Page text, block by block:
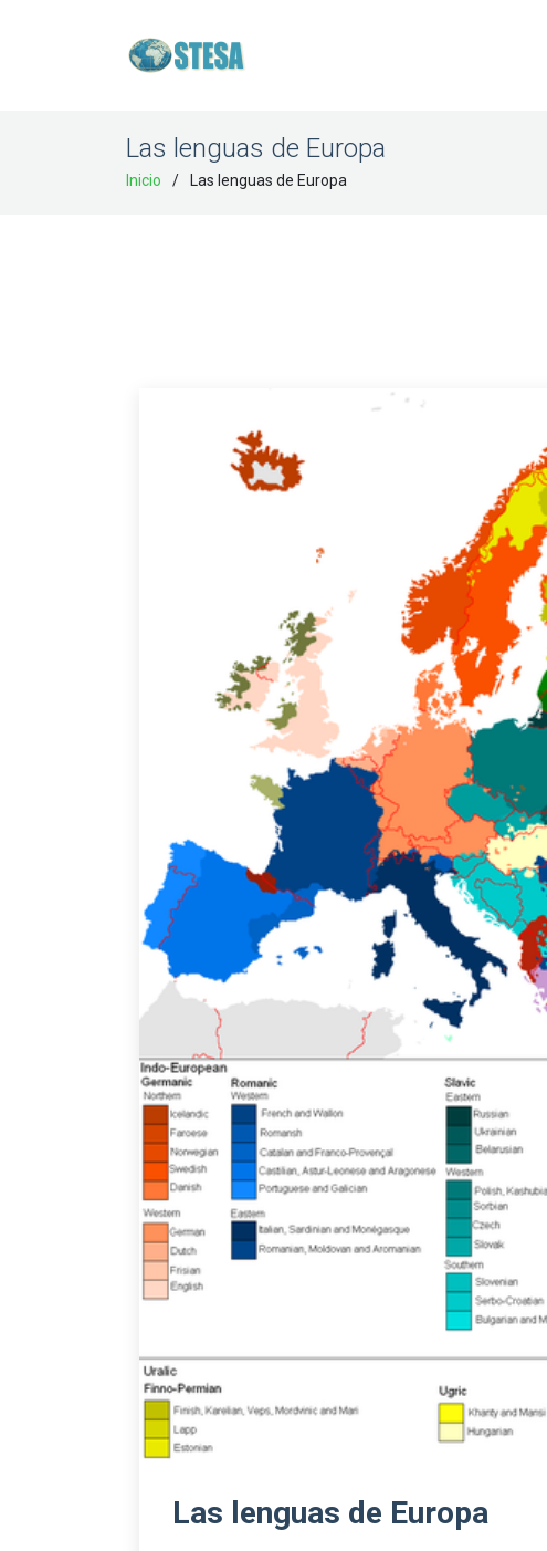
Las lenguas de Europa
Inicio Las lenguas de Europa
Las lenguas de Europa